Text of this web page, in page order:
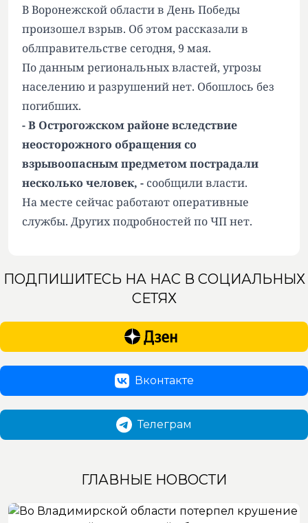
В Воронежской области в День Победы
произошел взрыв. Об этом рассказали в
облправительстве сегодня, 9 мая.
По данным региональных властей, угрозы
населению и разрушений нет. Обошлось без
погибших.
- В Острогожском районе вследствие
неосторожного обращения со
взрывоопасным предметом пострадали
несколько человек, - сообщили власти.
На месте сейчас работают оперативные
службы. Других подробностей по ЧП нет.
ПОДПИШИТЕСЬ НА НАС В СОЦИАЛЬНЫХ
СЕТЯХ
Вконтакте
Телеграм
ГЛАВНЫЕ НОВОСТИ